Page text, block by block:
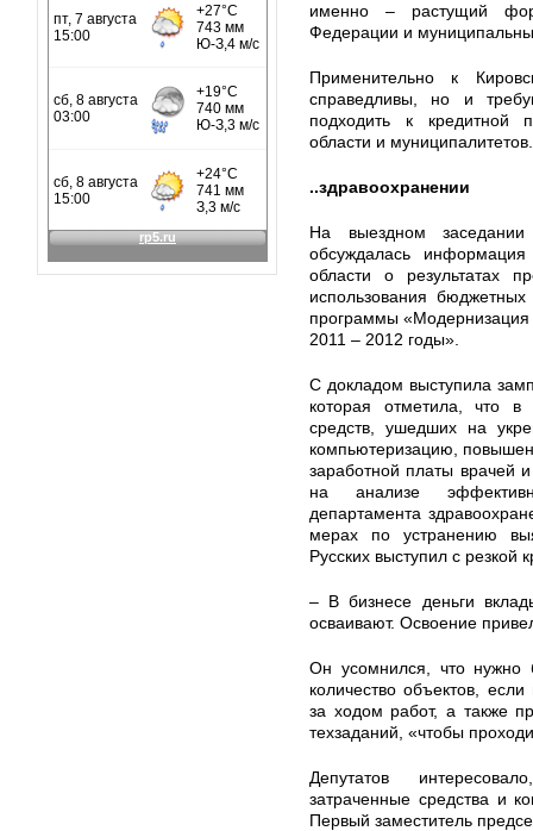
именно – растущий
Федерации и
Применительно к
справедливы, но и
подходить к кредитной
области и муниципалитетов.
..здравоохранении
На выездном
обсуждалась информация
области о результатах
использования
программы «Модернизация
2011 – 2012 годы».
С докладом выступила
которая отметила, что
средств, ушедших на
компьютеризацию,
заработной платы врачей
на анализе
департамента
мерах по устранению
Русских выступил с резкой
– В бизнесе деньги
осваивают. Освоение
Он усомнился, что нужно
количество объектов,
за ходом работ, а также
техзаданий, «чтобы
Депутатов
затраченные средства и
Первый заместитель